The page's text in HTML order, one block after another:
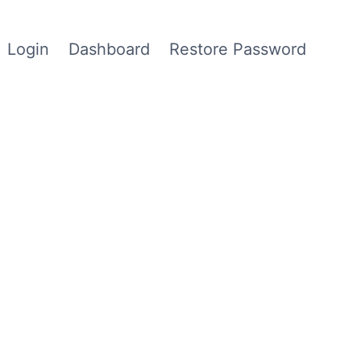
Login Dashboard Restore Password